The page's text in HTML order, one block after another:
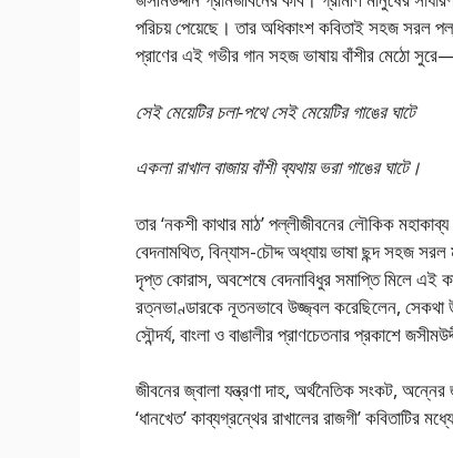
পরিচয় পেয়েছে। তার অধিকাংশ কবিতাই সহজ সরল
প্রাণের এই গভীর গান সহজ ভাষায় বাঁশীর মেঠো
সেই মেয়েটির চলা-পথে সেই মেয়েটির গাঙের ঘাটে
একলা রাখাল বাজায় বাঁশী ব্যথায় ভরা গাঙের ঘাটে।
তার ‘নকশী কাথার মাঠ’ পল্লীজীবনের লৌকিক
বেদনামথিত, বিন্যাস-চৌদ্দ অধ্যায় ভাষা ছন্দ সহজ
দৃপ্ত কোরাস, অবশেষে বেদনাবিধুর সমাপ্তি মিলে এই
রত্নভাণ্ডারকে নূতনভাবে উজ্জ্বল করেছিলেন, সেকথা
সৌন্দর্য, বাংলা ও বাঙালীর প্রাণচেতনার প্রকাশে
জীবনের জ্বালা যন্ত্রণা দাহ, অর্থনৈতিক সংকট, অন্নের
‘ধানখেত’ কাব্যগ্রন্থের রাখালের রাজগী’ কবিতাটির